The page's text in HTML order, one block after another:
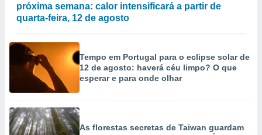
próxima semana: calor intensificará a partir de
quarta-feira, 12 de agosto
Tempo em Portugal para o eclipse solar de
12 de agosto: haverá céu limpo? O que
esperar e para onde olhar
As florestas secretas de Taiwan guardam